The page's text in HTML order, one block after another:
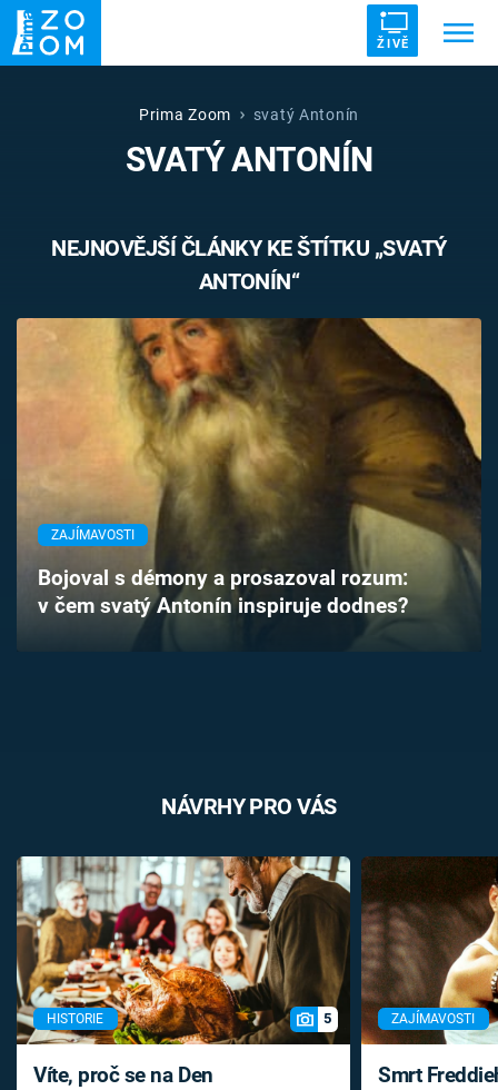
ŽIVĚ
ZRÁDCI UFO DRUHÁ SVĚTOVÁ VÁLKA
VETŘELCI DÁVNOVĚKU
TV Program
Časopis
Sledujte prima+
Přihlášení
Prima Zoom svatý Antonín
SVATÝ ANTONÍN
NEJNOVĚJŠÍ ČLÁNKY KE ŠTÍTKU „SVATÝ
ANTONÍN“
ZAJÍMAVOSTI
Bojoval s démony a prosazoval rozum:
v čem svatý Antonín inspiruje dodnes?
NÁVRHY PRO VÁS
HISTORIE 5
Víte, proč se na Den
ZAJÍMAVOSTI
Smrt